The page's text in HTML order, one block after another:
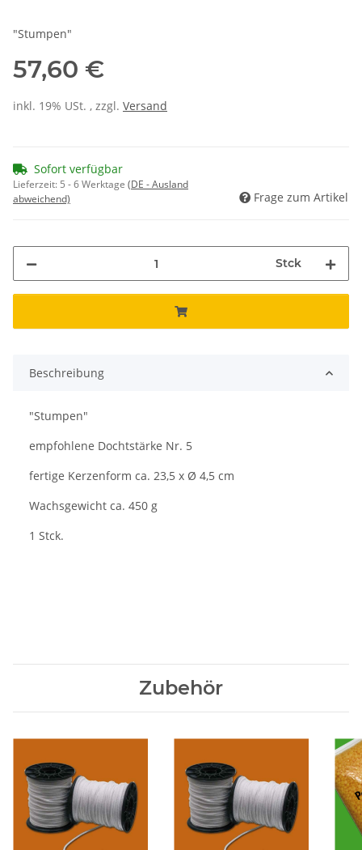
"Stumpen"
57,60 €
inkl. 19% USt. , zzgl. Versand
Sofort verfügbar
Lieferzeit: 5 - 6 Werktage (DE - Ausland
abweichend)
Frage zum Artikel
Stck
Beschreibung
"Stumpen"
empfohlene Dochtstärke Nr. 5
fertige Kerzenform ca. 23,5 x Ø 4,5 cm
Wachsgewicht ca. 450 g
1 Stck.
Zubehör